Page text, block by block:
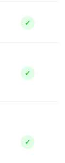
✓
✓
✓